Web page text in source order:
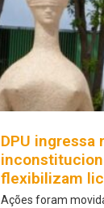
DPU ingressa
flexibilizam
Ações foram